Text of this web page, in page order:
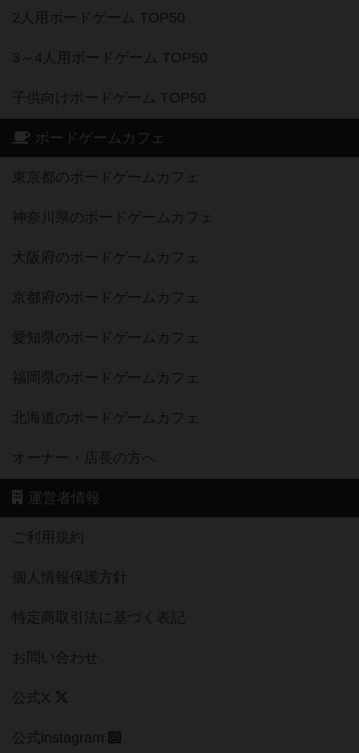
2人用ボードゲーム TOP50
3～4人用ボードゲーム TOP50
子供向けボードゲーム TOP50
ボードゲームカフェ
東京都のボードゲームカフェ
神奈川県のボードゲームカフェ
大阪府のボードゲームカフェ
京都府のボードゲームカフェ
愛知県のボードゲームカフェ
福岡県のボードゲームカフェ
北海道のボードゲームカフェ
オーナー・店長の方へ
運営者情報
ご利用規約
個人情報保護方針
特定商取引法に基づく表記
お問い合わせ
公式X
公式instagram